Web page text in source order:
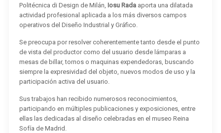
Politécnica di Design de Milán, Iosu Rada aporta una dilatada
actividad profesional aplicada a los más diversos campos
operativos del Diseño Industrial y Gráfico.
Se preocupa por resolver coherentemente tanto desde el punto
de vista del productor como del usuario desde lámparas a
mesas de billar, tornos o maquinas expendedoras, buscando
siempre la expresividad del objeto, nuevos modos de uso y la
participación activa del usuario.
Sus trabajos han recibido numerosos reconocimientos,
participando en múltiples publicaciones y exposiciones, entre
ellas las dedicadas al diseño celebradas en el museo Reina
Sofía de Madrid.